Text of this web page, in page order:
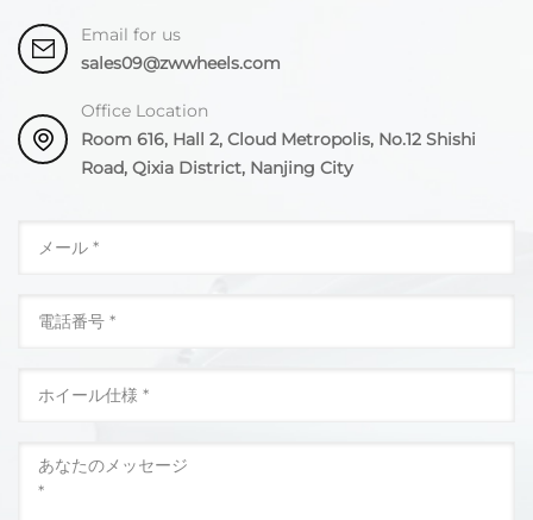
Email for us
sales09@zwwheels.com
Office Location
Room 616, Hall 2, Cloud Metropolis, No.12 Shishi
Road, Qixia District, Nanjing City